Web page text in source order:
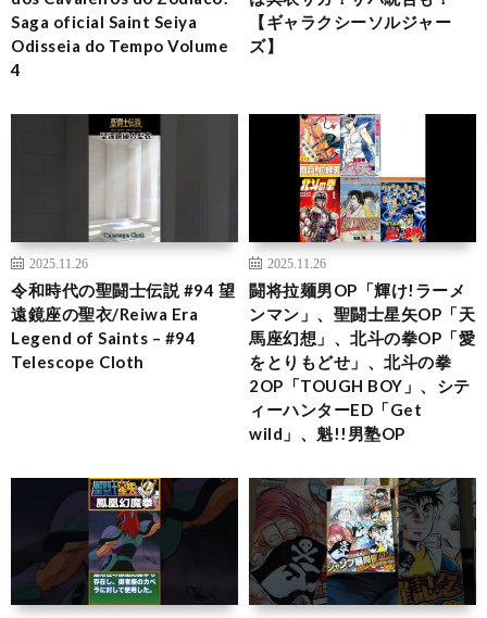
Saga oficial Saint Seiya
Odisseia do Tempo Volume
4
【ギャラクシーソルジャー
ズ】
2025.11.26
令和時代の聖闘士伝説 #94 望
遠鏡座の聖衣/Reiwa Era
Legend of Saints – #94
Telescope Cloth
2025.11.26
闘将拉麺男OP「輝け!ラーメ
ンマン」、聖闘士星矢OP「天
馬座幻想」、北斗の拳OP「愛
をとりもどせ」、北斗の拳
2OP「TOUGH BOY」、シテ
ィーハンターED「Get
wild」、魁!!男塾OP